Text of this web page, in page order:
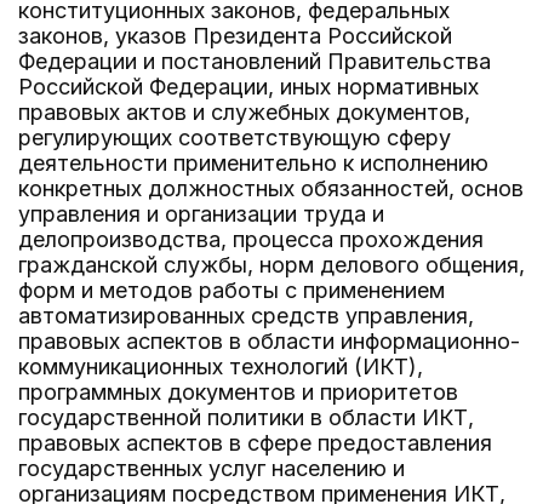
конституционных законов, федеральных
законов, указов Президента Российской
Федерации и постановлений Правительства
Российской Федерации, иных нормативных
правовых актов и служебных документов,
регулирующих соответствующую сферу
деятельности применительно к исполнению
конкретных должностных обязанностей, основ
управления и организации труда и
делопроизводства, процесса прохождения
гражданской службы, норм делового общения,
форм и методов работы с применением
автоматизированных средств управления,
правовых аспектов в области информационно-
коммуникационных технологий (ИКТ),
программных документов и приоритетов
государственной политики в области ИКТ,
правовых аспектов в сфере предоставления
государственных услуг населению и
организациям посредством применения ИКТ,